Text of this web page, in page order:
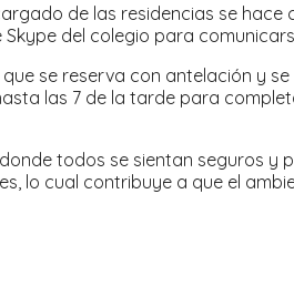
de las residencias se hace
del colegio para
se reserva con antelación y
las 7 de la tarde para
todos se sientan seguros y
lo cual contribuye a que el